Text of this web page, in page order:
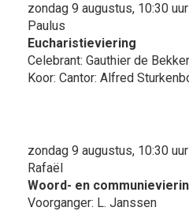
zondag 9 augustus, 10:30
Paulus
Eucharistieviering
Celebrant: Gauthier de Bekker
Koor: Cantor: Alfred
zondag 9 augustus, 10:30
Rafaël
Woord- en
Voorganger: L. Janssen